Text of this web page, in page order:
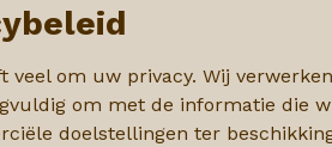
veel om uw privacy. Wij
om met de informatie die
doelstellingen ter